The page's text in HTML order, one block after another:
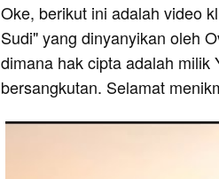
Oke, berikut ini adalah video
Sudi" yang dinyanyikan oleh
dimana hak cipta adalah milik
bersangkutan. Selamat